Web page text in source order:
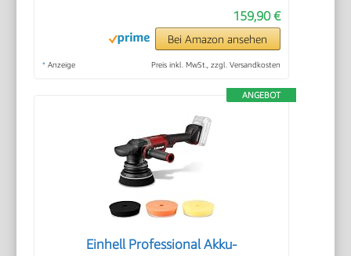
159,90 €
Bei Amazon ansehen
* Anzeige Preis inkl. MwSt., zzgl. Versandkosten
ANGEBOT
Einhell Professional Akku-